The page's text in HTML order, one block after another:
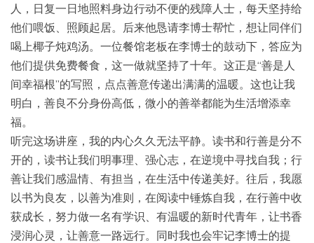
人，日复一日地照料身边行动不便的残障人士，每天坚持给
他们喂饭、照顾起居。后来他恳请李博士帮忙，想让同伴们
喝上椰子炖鸡汤。一位餐馆老板在李博士的鼓动下，答应为
他们提供免费餐食，这一做就坚持了十年。这正是“善是人
间幸福根”的写照，点点善意传递出满满的温暖。这也让我
明白，善良不分身份高低，微小的善举都能为生活增添幸
福。
听完这场讲座，我的内心久久无法平静。读书和行善是分不
开的，读书让我们明事理、强心志，在逆境中寻找自我；行
善让我们感温情、有担当，在生活中传递美好。往后，我愿
以书为良友，以善为准则，在阅读中锤炼自我，在行善中收
获成长，努力做一名有学识、有温暖的新时代青年，让书香
浸润心灵，让善意一路远行。同时我也会牢记李博士的提